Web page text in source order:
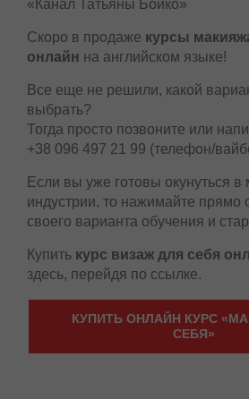
«Канал Татьяны Бойко»
Скоро в продаже курсы
онлайн на английском языке!
Все еще не решили, какой
выбрать?
Тогда просто позвоните или
+38 096 497 21 99 (телефон/
Если вы уже готовы окунуться в
индустрии, то нажимайте прямо
своего варианта обучения и
Купить курс визаж для себя
здесь, перейдя по ссылке.
КУПИТЬ ОНЛАЙН КУРС
СЕБЯ»